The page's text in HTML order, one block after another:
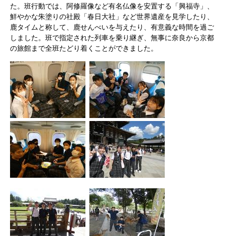
た。班行動では、阿修羅像など有名仏像を安置する「興福寺」、
鮮やかな朱塗りの社殿「春日大社」など世界遺産を見学したり、
鹿タイムと称して、鹿せんべいを与えたり、有意義な時間を過ご
しました。班で指定された列車を乗り継ぎ、無事に奈良から京都
の旅館まで全班たどり着くことができました。